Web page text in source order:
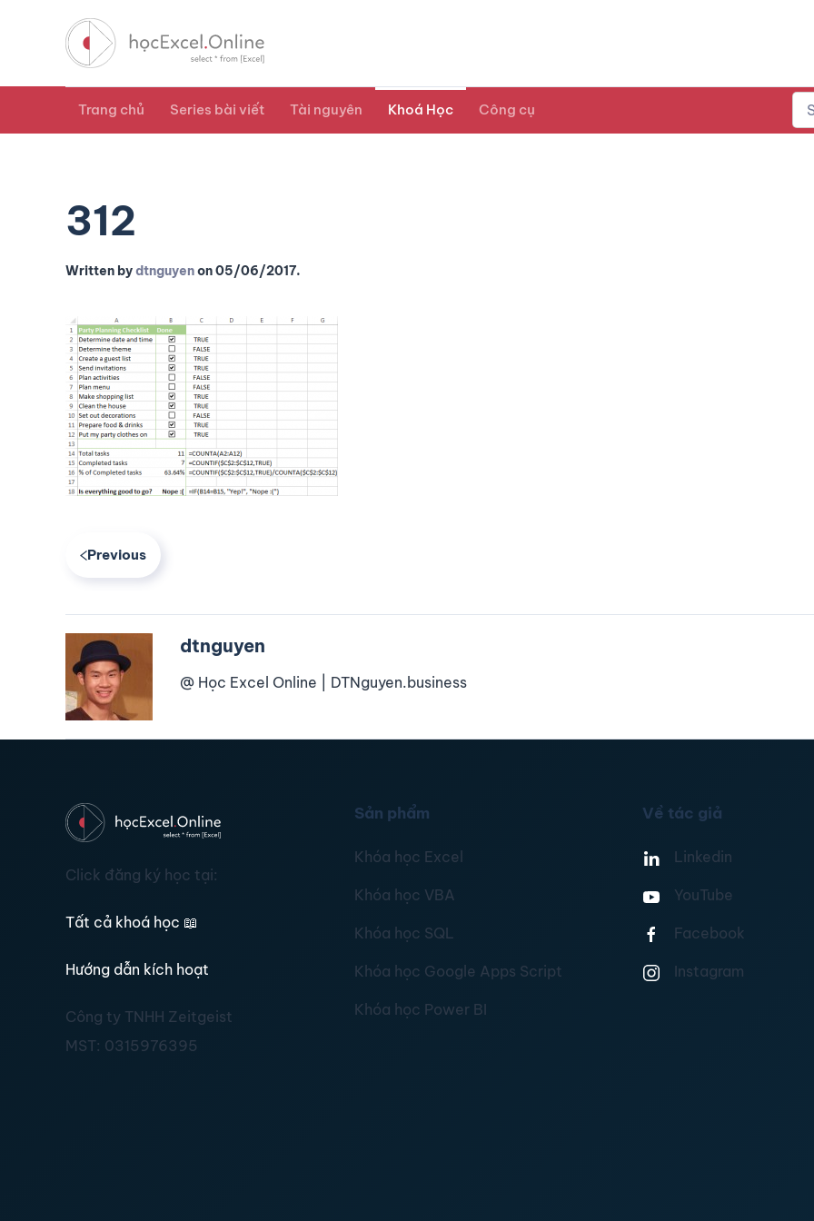
Trang chủ Series bài viết Tài nguyên Khoá Học Công cụ
312
Written bydtnguyenon05/06/2017.
Previous
dtnguyen
@ Học Excel Online | DTNguyen.business
Click đăng ký học tại:
Tất cả khoá học 📖
Hướng dẫn kích hoạt
Công ty TNHH Zeitgeist
MST: 0315976395
Sản phẩm
Khóa học Excel
Khóa học VBA
Khóa học SQL
Khóa học Google Apps Script
Khóa học Power BI
Về tác giả
Linkedin
YouTube
Facebook
Instagram